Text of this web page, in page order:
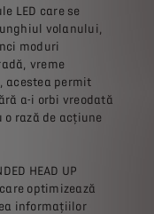
LED care se
volanului,
moduri
vreme
acestea permit
a-i orbi vreodată
rază de acțiune
HEAD UP
optimizează
informațiilor